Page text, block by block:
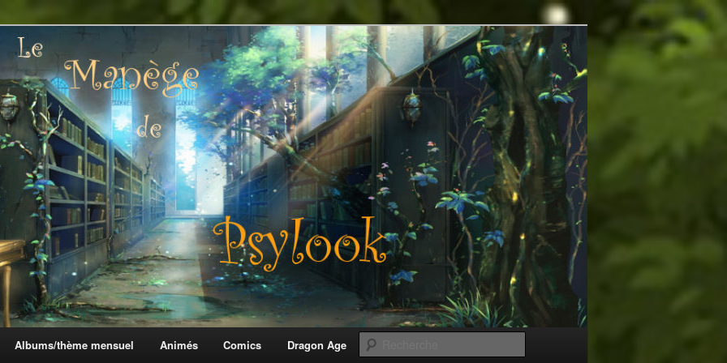
Psylook
Albums/thème mensuel Animés Comics Dragon Age